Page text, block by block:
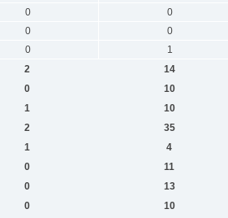
0 0
0 0
0 1
2 14
0 10
1 10
2 35
1 4
0 11
0 13
0 10